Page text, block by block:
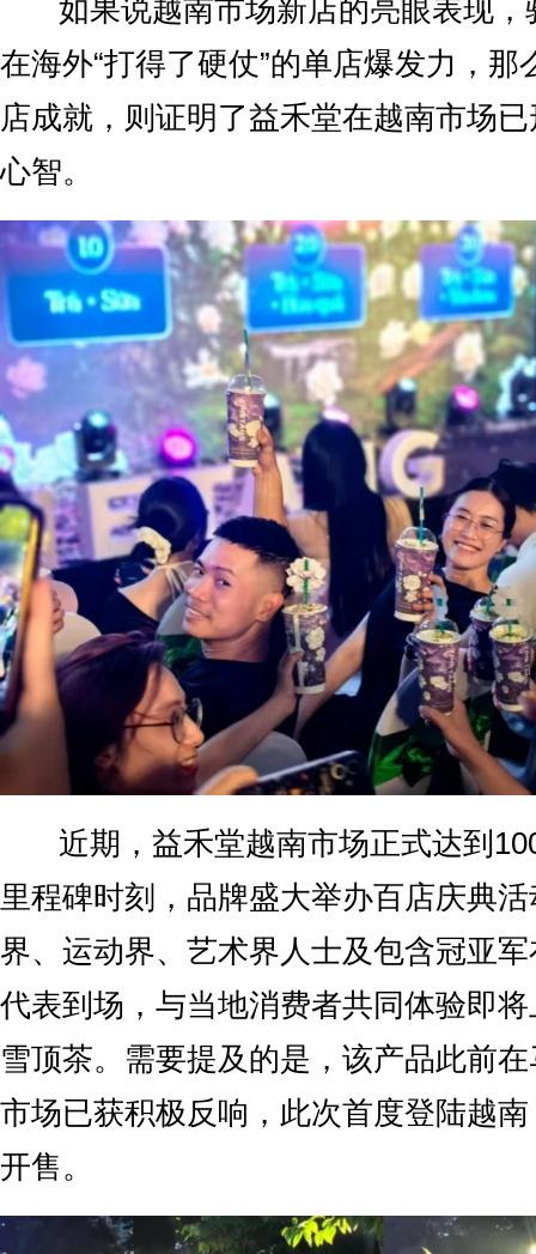
如果说越南市场新店的亮眼表现，
在海外“打得了硬仗”的单店爆发力，那
店成就，则证明了益禾堂在越南市场
心智。
近期，益禾堂越南市场正式达到
里程碑时刻，品牌盛大举办百店庆典
界、运动界、艺术界人士及包含冠亚
代表到场，与当地消费者共同体验即
雪顶茶。需要提及的是，该产品此前
市场已获积极反响，此次首度登陆越
开售。